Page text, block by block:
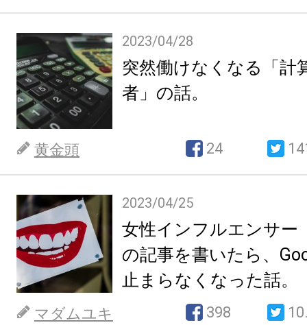
2023/04/28
突然働けなくなる「計
者」の話。
黄金頭 24
2023/04/25
女性インフルエンサー
の記事を書いたら、
止まらなくなった話。
マダムユキ 398